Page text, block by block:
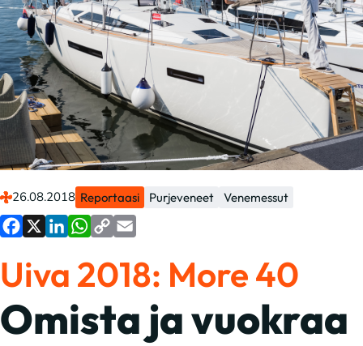
26.08.2018 Reportaasi Purjeveneet Venemessut
Link
Uiva 2018: More 40
Omista ja vuokraa